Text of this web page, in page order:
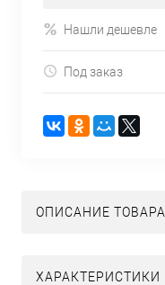
Нашли дешевле
Под заказ
ОПИСАНИЕ ТОВАРА
ХАРАКТЕРИСТИКИ